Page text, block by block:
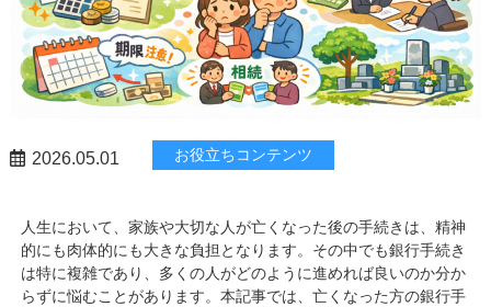
2026.05.01 お役立ちコンテンツ
人生において、家族や大切な人が亡くなった後の手続きは、精神
的にも肉体的にも大きな負担となります。その中でも銀行手続き
は特に複雑であり、多くの人がどのように進めれば良いのか分か
らずに悩むことがあります。本記事では、亡くなった方の銀行手